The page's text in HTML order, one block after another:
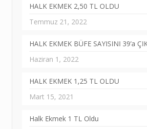
HALK EKMEK 2,50 TL OLDU
Temmuz 21, 2022
HALK EKMEK BÜFE SAYISINI 39’a
Haziran 1, 2022
HALK EKMEK 1,25 TL OLDU
Mart 15, 2021
Halk Ekmek 1 TL Oldu